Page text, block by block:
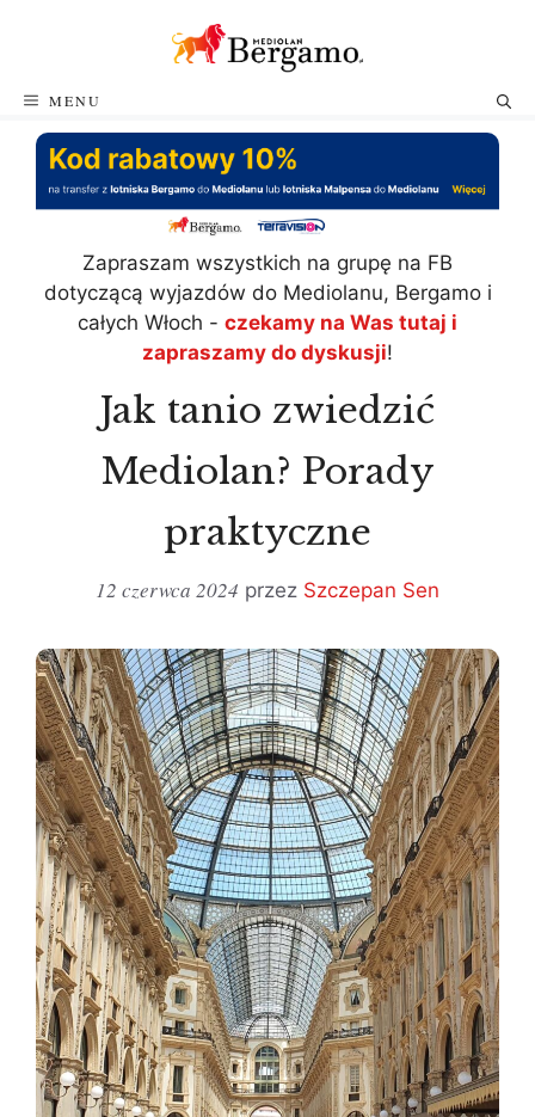
MENU
Zapraszam wszystkich na grupę na FB
dotyczącą wyjazdów do Mediolanu, Bergamo i
całych Włoch - czekamy na Was tutaj i
zapraszamy do dyskusji!
Jak tanio zwiedzić
Mediolan? Porady
praktyczne
12 czerwca 2024 przez Szczepan Sen